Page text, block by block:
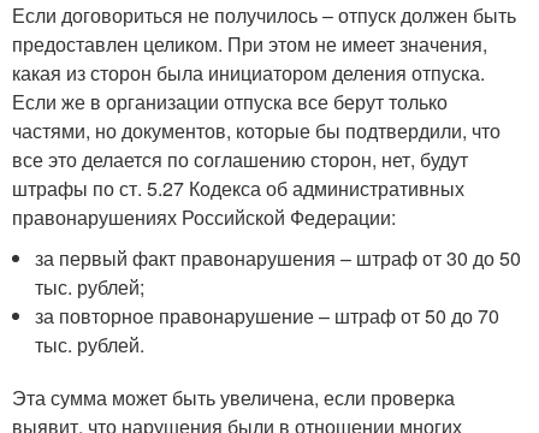
Если договориться не получилось – отпуск должен быть
предоставлен целиком. При этом не имеет значения,
какая из сторон была инициатором деления отпуска.
Если же в организации отпуска все берут только
частями, но документов, которые бы подтвердили, что
все это делается по соглашению сторон, нет, будут
штрафы по ст. 5.27 Кодекса об административных
правонарушениях Российской Федерации:
за первый факт правонарушения – штраф от 30 до 50
тыс. рублей;
за повторное правонарушение – штраф от 50 до 70
тыс. рублей.
Эта сумма может быть увеличена, если проверка
выявит, что нарушения были в отношении многих